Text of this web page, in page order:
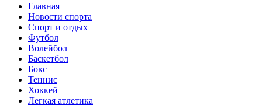
Главная
Новости спорта
Спорт и отдых
Футбол
Волейбол
Баскетбол
Бокс
Теннис
Хоккей
Легкая атлетика